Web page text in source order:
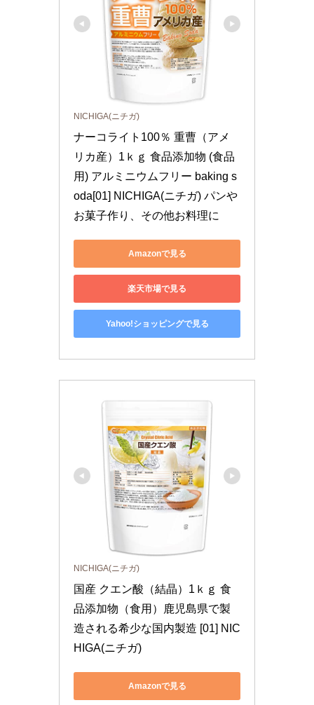
NICHIGA(ニチガ)
ナーコライト100％ 重曹（アメ
リカ産）1ｋｇ 食品添加物 (食品
用) アルミニウムフリー baking s
oda[01] NICHIGA(ニチガ) パンや
お菓子作り、その他お料理に
Amazonで見る
楽天市場で見る
Yahoo!ショッピングで見る
NICHIGA(ニチガ)
国産 クエン酸（結晶）1ｋｇ 食
品添加物（食用）鹿児島県で製
造される希少な国内製造 [01] NIC
HIGA(ニチガ)
Amazonで見る